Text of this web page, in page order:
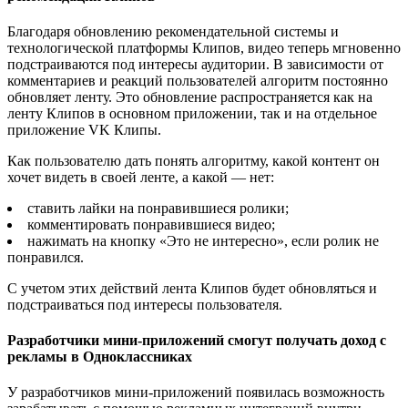
Благодаря обновлению рекомендательной системы и
технологической платформы Клипов, видео теперь мгновенно
подстраиваются под интересы аудитории. В зависимости от
комментариев и реакций пользователей алгоритм постоянно
обновляет ленту. Это обновление распространяется как на
ленту Клипов в основном приложении, так и на отдельное
приложение VK Клипы.
Как пользователю дать понять алгоритму, какой контент он
хочет видеть в своей ленте, а какой — нет:
ставить лайки на понравившиеся ролики;
комментировать понравившиеся видео;
нажимать на кнопку «Это не интересно», если ролик не
понравился.
С учетом этих действий лента Клипов будет обновляться и
подстраиваться под интересы пользователя.
Разработчики мини-приложений смогут получать доход с
рекламы в Одноклассниках
У разработчиков мини-приложений появилась возможность